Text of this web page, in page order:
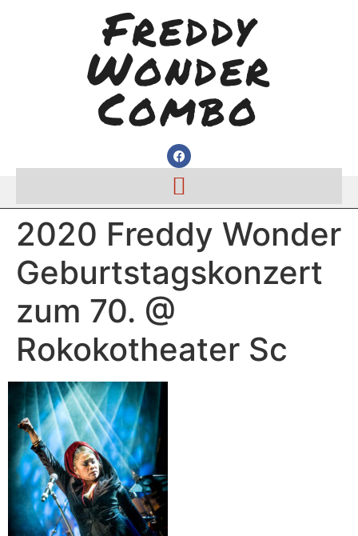
Freddy
Wonder
Combo
2020 Freddy Wonder
Geburtstagskonzert
zum 70. @
Rokokotheater Sc